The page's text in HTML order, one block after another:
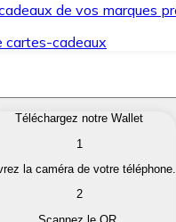
de vos marques
cartes-cadeaux
qui vous
en monnaie
Téléchargez notre Wallet
1
la caméra de votre téléphone.
2